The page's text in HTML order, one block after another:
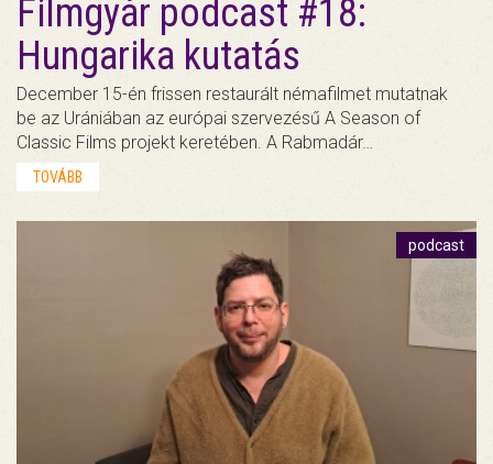
Filmgyár podcast #18:
Hungarika kutatás
December 15-én frissen restaurált némafilmet mutatnak
be az Urániában az európai szervezésű A Season of
Classic Films projekt keretében. A Rabmadár…
TOVÁBB
podcast